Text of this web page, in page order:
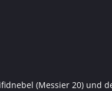
(Messier 20) und